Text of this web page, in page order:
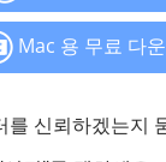
Mac 용 무료 다
를 신뢰하겠는지